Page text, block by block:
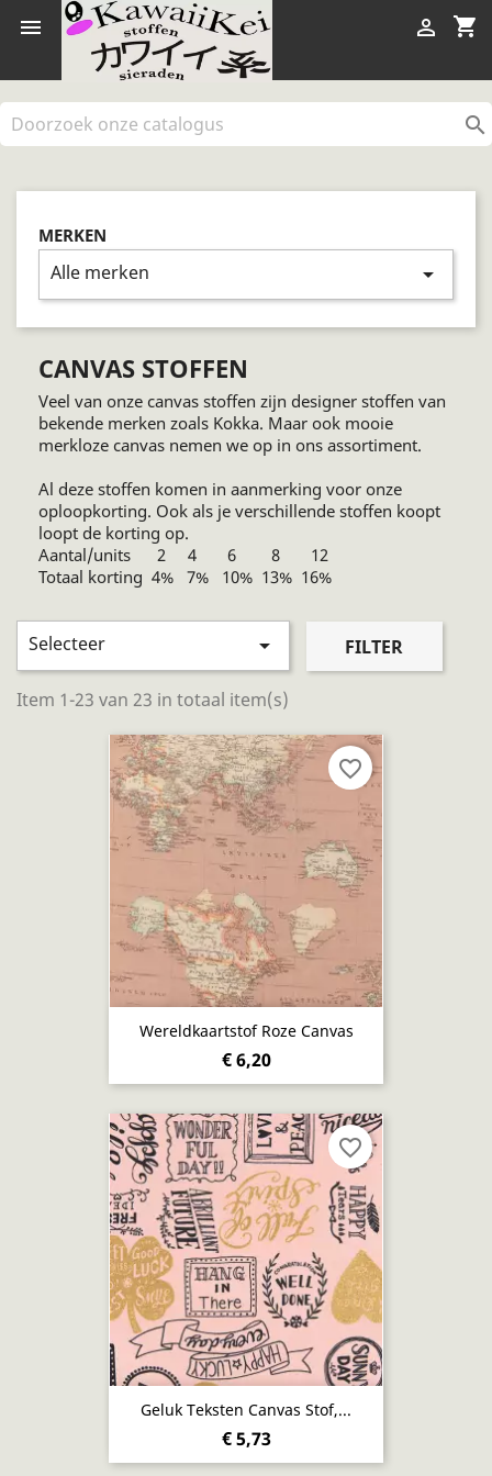
 shopping_cart


MERKEN
Alle merken arrow_drop_down
CANVAS STOFFEN
Veel van onze canvas stoffen zijn designer stoffen van
bekende merken zoals Kokka. Maar ook mooie
merkloze canvas nemen we op in ons assortiment.
Al deze stoffen komen in aanmerking voor onze
oploopkorting. Ook als je verschillende stoffen koopt
loopt de korting op.
Aantal/units 2 4 6 8 12
Totaal korting 4% 7% 10% 13% 16%
Selecteer  FILTER
Item 1-23 van 23 in totaal item(s)
Wereldkaartstof Roze Canvas
€ 6,20
favorite_border
Geluk Teksten Canvas Stof,...
€ 5,73
favorite_border